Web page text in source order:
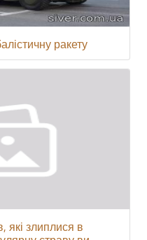
ракету
які злиплися в